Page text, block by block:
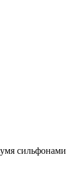
сильфонами